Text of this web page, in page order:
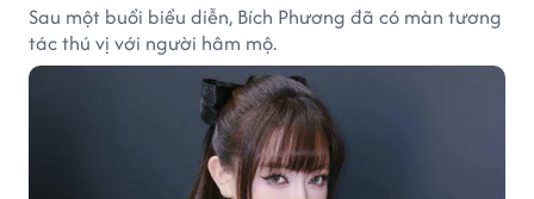
Sau một buổi biểu diễn, Bích Phương đã có màn tương
tác thú vị với người hâm mộ.